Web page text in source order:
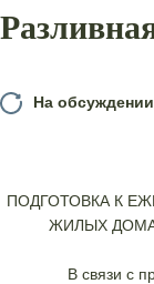
На обсуждении
ПОДГОТОВКА К
ЖИЛЫХ
В связи с